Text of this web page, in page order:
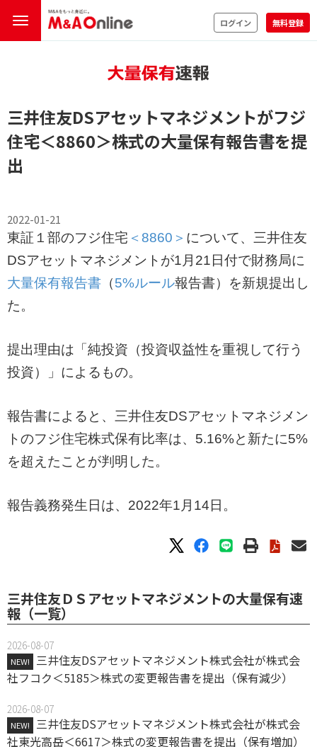
ログイン 無料登録
三井住友DSアセットマネジメントがフジ
住宅＜8860＞株式の大量保有報告書を提
出
2022-01-21
東証１部のフジ住宅 ＜8860＞ について、三井住友
DSアセットマネジメントが1月21日付で財務局に
大量保有報告書 （5%ルール報告書）を新規提出し
た。
提出理由は「純投資（投資収益性を重視して行う
投資）」によるもの。
報告書によると、三井住友DSアセットマネジメン
トのフジ住宅株式保有比率は、5.16%と新たに5%
を超えたことが判明した。
報告義務発生日は、2022年1月14日。
三井住友ＤＳアセットマネジメントの大量保有速
報（一覧）
2026-08-07
NEW!
三井住友DSアセットマネジメント株式会社が株式会
社フコク＜5185＞株式の変更報告書を提出（保有減少）
2026-08-07
NEW!
三井住友DSアセットマネジメント株式会社が株式会
社東光高岳＜6617＞株式の変更報告書を提出（保有増加）